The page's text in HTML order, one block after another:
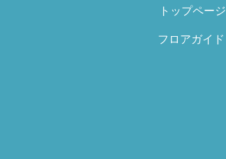
トップページ
フロアガイド